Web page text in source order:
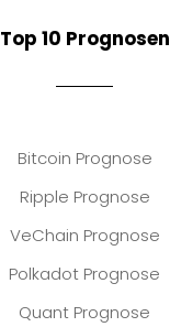
Top 10 Prognosen
Bitcoin Prognose
Ripple Prognose
VeChain Prognose
Polkadot Prognose
Quant Prognose